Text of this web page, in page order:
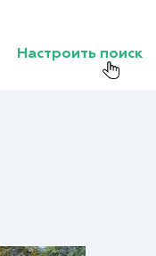
Настроить поиск